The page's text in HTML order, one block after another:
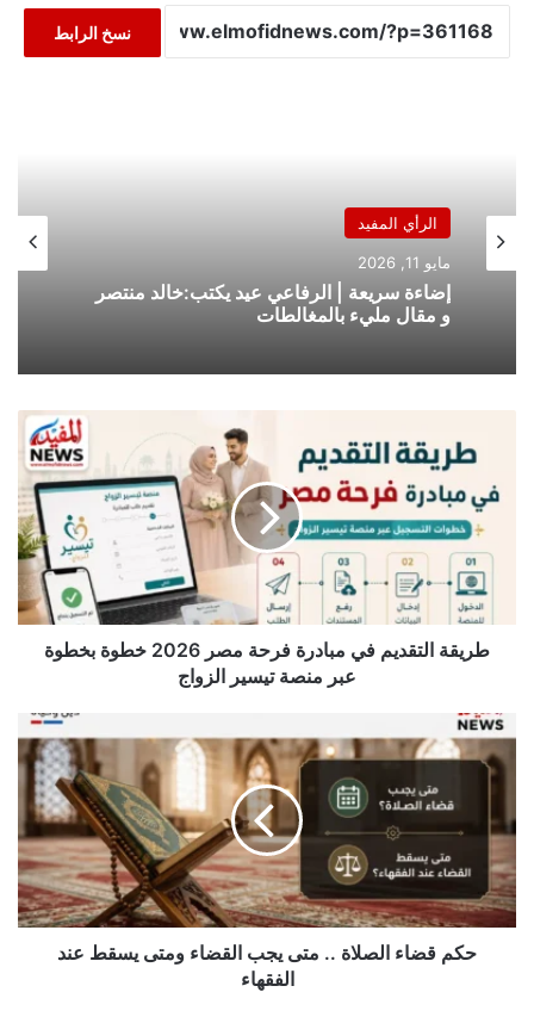
نسخ الرابط
الرأي المفيد
مايو 11, 2026
إضاءة سريعة | الرفاعي عيد يكتب:خالد منتصر
و مقال مليء بالمغالطات
التقديم
مبادرة
2026
خطوة
بخطوة
الزواج
طريقة التقديم في مبادرة فرحة مصر 2026 خطوة بخطوة
عبر منصة تيسير الزواج
حكم
الصلاة
متى
القضاء
ومتى
يسقط
حكم قضاء الصلاة .. متى يجب القضاء ومتى يسقط عند
الفقهاء